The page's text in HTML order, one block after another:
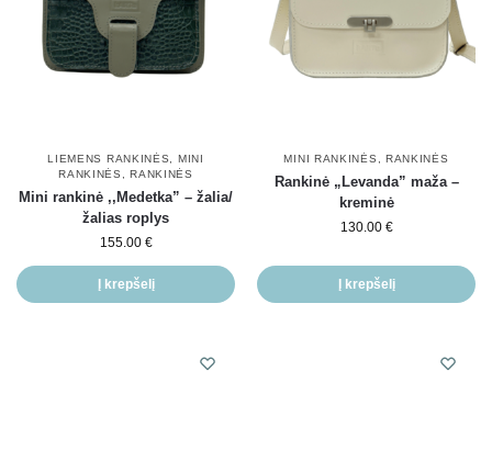
LIEMENS RANKINĖS
MINI
RANKINĖS
,RANKINĖS
Mini rankinė ,,Medetka” – žalia/
žalias roplys
155.00 €
Į krepšelį
MINI RANKINĖS RANKINĖS
Rankinė „Levanda” maža –
kreminė
130.00 €
Į krepšelį